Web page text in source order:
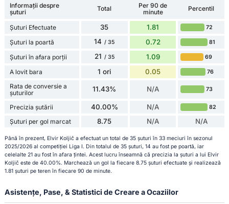
Informații despre
șuturi
Total
Per 90 de
minute
Percentil
Șuturi Efectuate 35 1.81 72
Șuturi la poartă 14 / 35 0.72 81
Șuturi în afara porții 21 / 35 1.09 69
A lovit bara 1 ori 0.05 76
Rata de conversie a
șuturilor
11.43% N/A 73
Precizia șutării 40.00% N/A 82
Șuturi per gol marcat 8.75 N/A N/A
Până în prezent, Elvir Koljič a efectuat un total de 35 șuturi în 33 meciuri în sezonul
2025/2026 al competiției Liga I. Din totalul de 35 șuturi, 14 au fost pe poartă, iar
celelalte 21 au fost în afara țintei. Acest lucru înseamnă că precizia la șuturi a lui Elvir
Koljič este de 40.00%. Marchează un gol la fiecare 8.75 șuturi efectuate și realizează
1.81 șuturi pe teren în fiecare 90 de minute.
Asistențe, Pase, & Statistici de Creare a Ocaziilor